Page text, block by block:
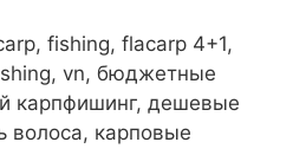
fishing, flacarp 4+1,
vn, бюджетные
карпфишинг, дешевые
волоса, карповые